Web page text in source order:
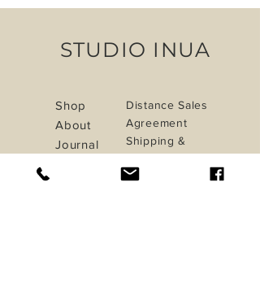
STUDIO INUA
Shop
About
Journal
Distance Sales
Agreement
Shipping &
Privacy Policy